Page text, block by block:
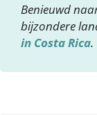
Benieuwd
bijzondere
in Costa Rica.